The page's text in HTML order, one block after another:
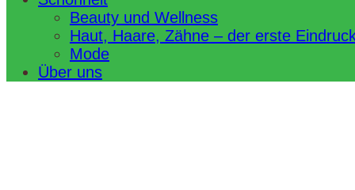
Beauty und Wellness
Haut, Haare, Zähne – der erste
Mode
Über uns